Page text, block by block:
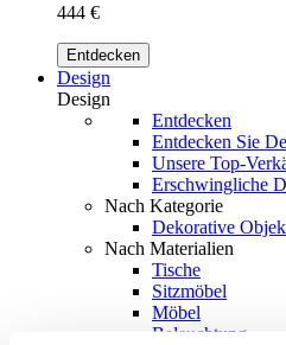
444 €
Entdecken
Design
Design
Entdecken
Entdecken Sie
Unsere Top-
Erschwingliche
Nach Kategorie
Dekorative
Nach Materialien
Tische
Sitzmöbel
Möbel
Beleuchtung